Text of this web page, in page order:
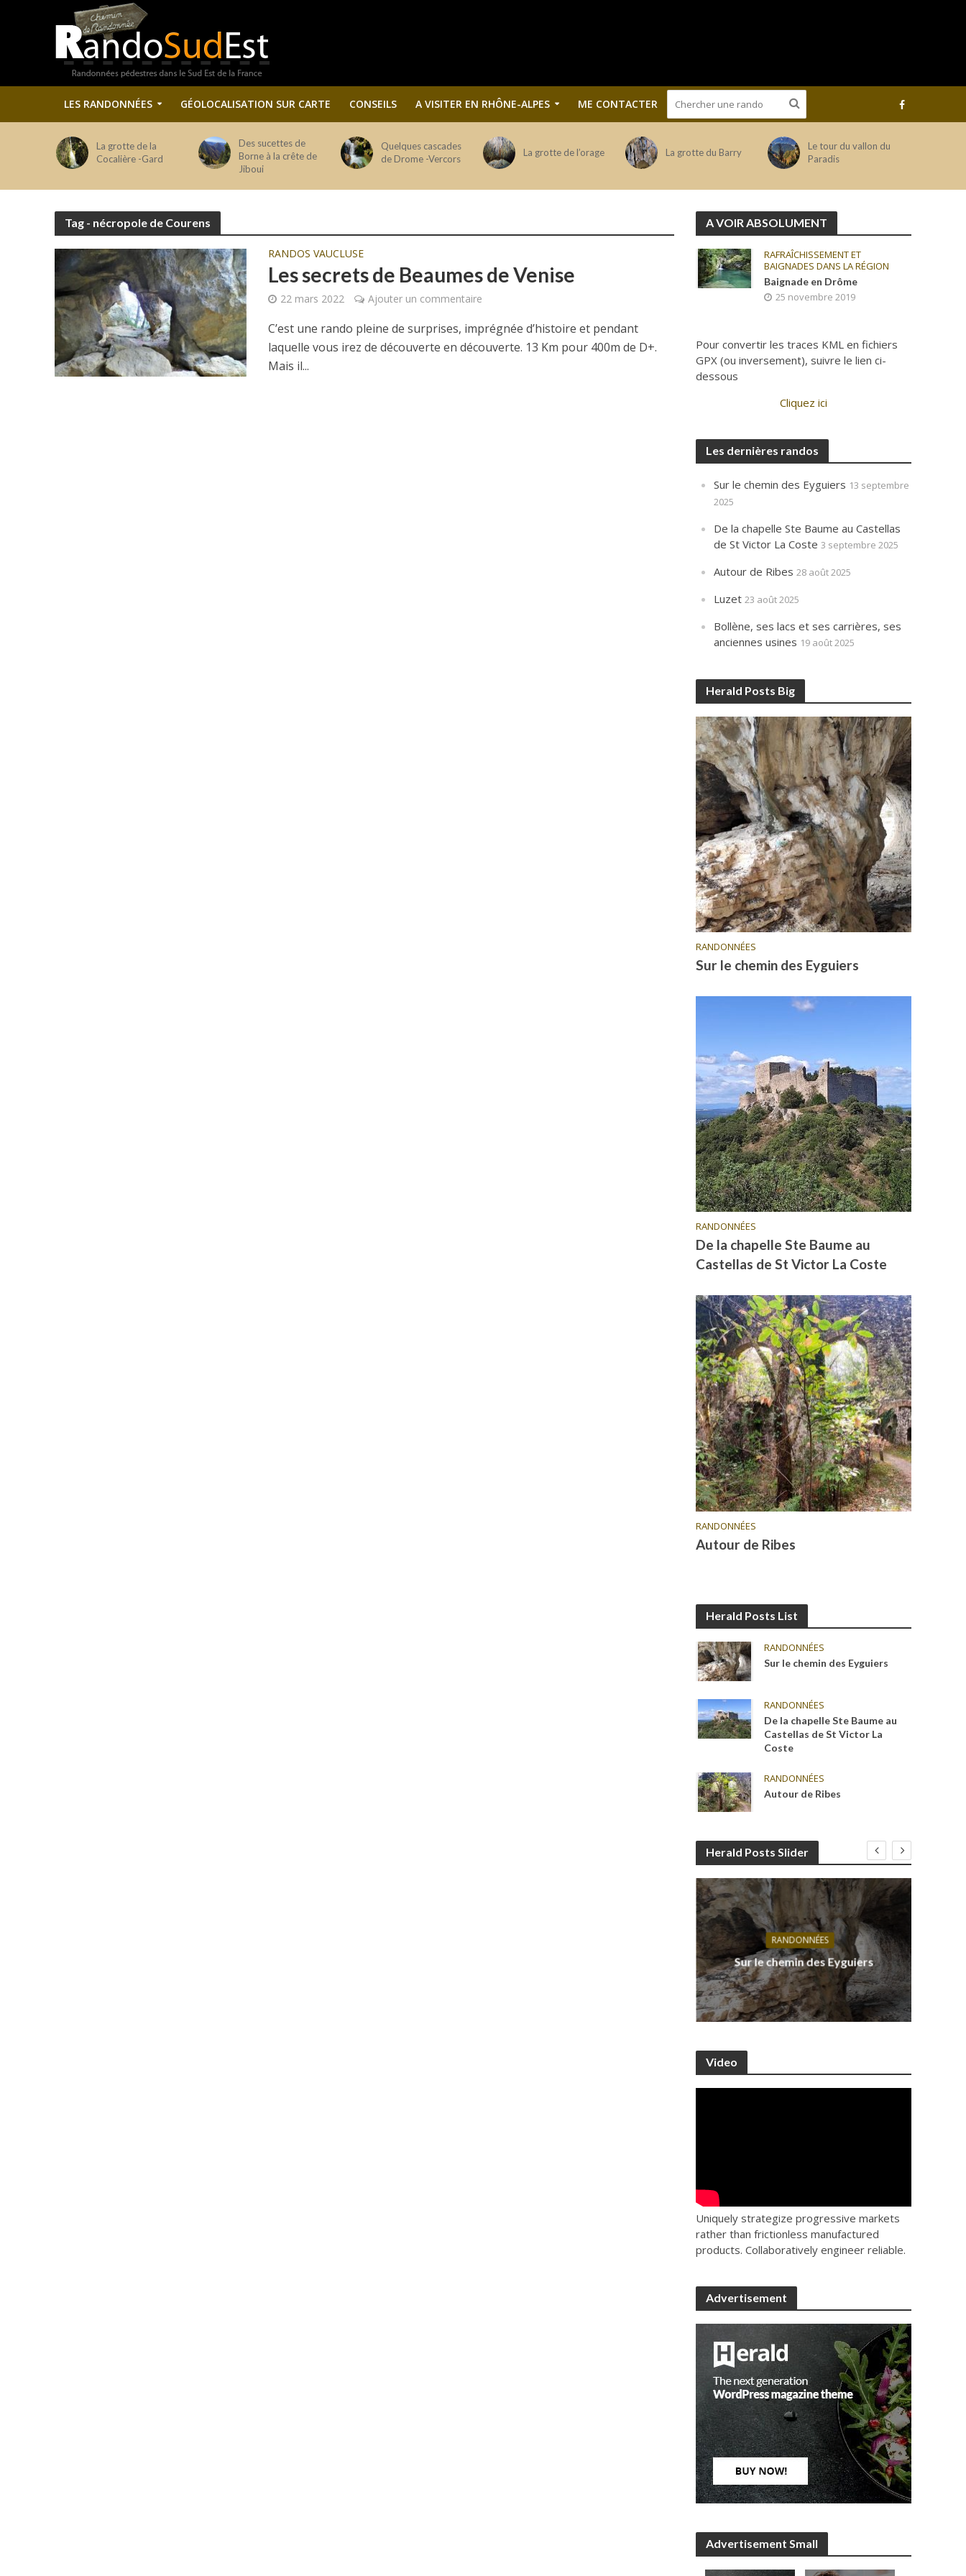
LES RANDONNÉES GÉOLOCALISATION SUR CARTE CONSEILS A VISITER EN RHÔNE-ALPES ME CONTACTER
La grotte de la
Cocalière -Gard
Des sucettes de
Borne à la crête de
Jiboui
Quelques cascades
de Drome -Vercors
La grotte de l’orage La grotte du Barry
Le tour du vallon du
Paradis
Tag - nécropole de Courens
RANDOS VAUCLUSE
Les secrets de Beaumes de Venise
22 mars 2022 Ajouter un commentaire
C’est une rando pleine de surprises, imprégnée d’histoire et pendant
laquelle vous irez de découverte en découverte. 13 Km pour 400m de D+.
Mais il...
A VOIR ABSOLUMENT
RAFRAÎCHISSEMENT ET
BAIGNADES DANS LA RÉGION
Baignade en Drôme
25 novembre 2019
Pour convertir les traces KML en fichiers
GPX (ou inversement), suivre le lien ci-
dessous
Cliquez ici
Les dernières randos
Sur le chemin des Eyguiers 13 septembre
2025
De la chapelle Ste Baume au Castellas
de St Victor La Coste 3 septembre 2025
Autour de Ribes 28 août 2025
Luzet 23 août 2025
Bollène, ses lacs et ses carrières, ses
anciennes usines 19 août 2025
Herald Posts Big
RANDONNÉES
Sur le chemin des Eyguiers
RANDONNÉES
De la chapelle Ste Baume au
Castellas de St Victor La Coste
RANDONNÉES
Autour de Ribes
Herald Posts List
RANDONNÉES
Sur le chemin des Eyguiers
RANDONNÉES
De la chapelle Ste Baume au
Castellas de St Victor La
Coste
RANDONNÉES
Autour de Ribes
Herald Posts Slider
RANDONNÉES
Sur le chemin des Eyguiers
Video
Uniquely strategize progressive markets
rather than frictionless manufactured
products. Collaboratively engineer reliable.
Advertisement
Advertisement Small